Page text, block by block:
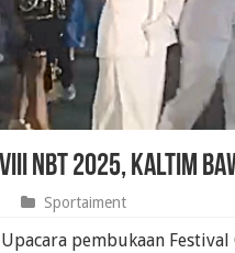
NBT 2025, Kaltim
Sportaiment
pembukaan